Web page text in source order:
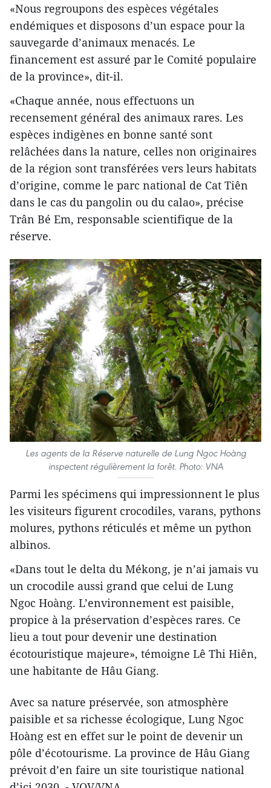
«Nous regroupons des espèces végétales
endémiques et disposons d’un espace pour la
sauvegarde d’animaux menacés. Le
financement est assuré par le Comité populaire
de la province», dit-il.
«Chaque année, nous effectuons un
recensement général des animaux rares. Les
espèces indigènes en bonne santé sont
relâchées dans la nature, celles non originaires
de la région sont transférées vers leurs habitats
d’origine, comme le parc national de Cat Tiên
dans le cas du pangolin ou du calao», précise
Trân Bé Em, responsable scientifique de la
réserve.
Les agents de la Réserve naturelle de Lung Ngoc Hoàng
inspectent régulièrement la forêt. Photo: VNA
Parmi les spécimens qui impressionnent le plus
les visiteurs figurent crocodiles, varans, pythons
molures, pythons réticulés et même un python
albinos.
«Dans tout le delta du Mékong, je n’ai jamais vu
un crocodile aussi grand que celui de Lung
Ngoc Hoàng. L’environnement est paisible,
propice à la préservation d’espèces rares. Ce
lieu a tout pour devenir une destination
écotouristique majeure», témoigne Lê Thi Hiên,
une habitante de Hâu Giang.
Avec sa nature préservée, son atmosphère
paisible et sa richesse écologique, Lung Ngoc
Hoàng est en effet sur le point de devenir un
pôle d’écotourisme. La province de Hâu Giang
prévoit d’en faire un site touristique national